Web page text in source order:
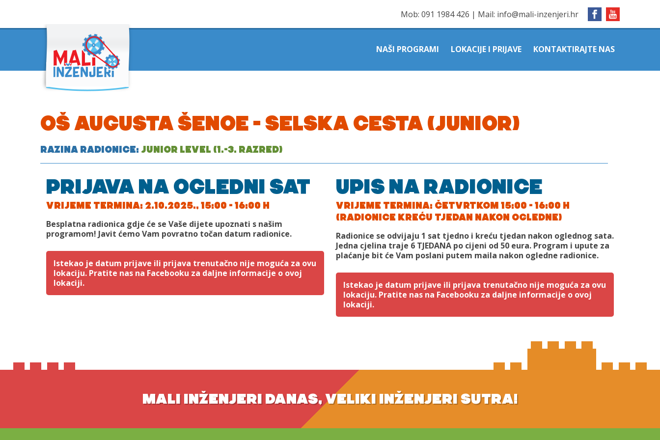
Mob: 091 1984 426 | Mail: info@mali-inzenjeri.hr
NAŠI PROGRAMI LOKACIJE I PRIJAVE KONTAKTIRAJTE NAS
OŠ AUGUSTA ŠENOE – SELSKA CESTA (JUNIOR)
RAZINA RADIONICE: JUNIOR LEVEL (1.-3. RAZRED)
PRIJAVA NA OGLEDNI SAT
VRIJEME TERMINA: 2.10.2025., 15:00 - 16:00 H
Besplatna radionica gdje će se Vaše dijete upoznati s našim
programom! Javit ćemo Vam povratno točan datum radionice.
Istekao je datum prijave ili prijava trenutačno nije moguća za ovu
lokaciju. Pratite nas na Facebooku za daljne informacije o ovoj
lokaciji.
UPIS NA RADIONICE
VRIJEME TERMINA: ČETVRTKOM 15:00 - 16:00 H
(RADIONICE KREĆU TJEDAN NAKON OGLEDNE)
Radionice se odvijaju 1 sat tjedno i kreću tjedan nakon oglednog sata.
Jedna cjelina traje 6 TJEDANA po cijeni od 50 eura. Program i upute za
plaćanje bit će Vam poslani putem maila nakon ogledne radionice.
Istekao je datum prijave ili prijava trenutačno nije moguća za ovu
lokaciju. Pratite nas na Facebooku za daljne informacije o ovoj
lokaciji.
MALI INŽENJERI DANAS, VELIKI INŽENJERI SUTRA!